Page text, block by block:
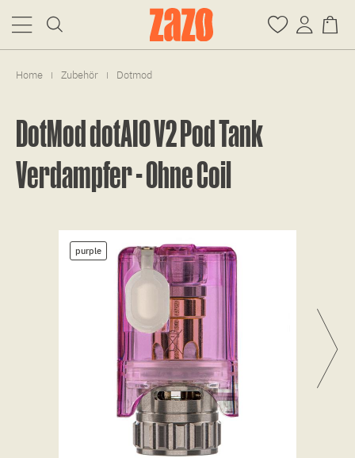
Home | Zubehör | Dotmod
DotMod dotAIO V2 Pod Tank
Verdampfer - Ohne Coil
purple